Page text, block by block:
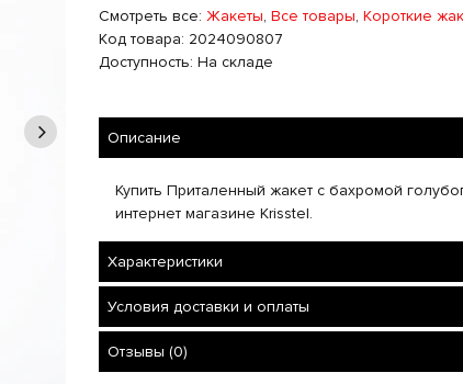
Смотреть все: Жакеты, Все товары, Короткие
Код товара: 2024090807
Доступность: На складе
Описание
Купить Приталенный жакет с бахромой
интернет магазине Krisstel.
Характеристики
Условия доставки и оплаты
Отзывы (0)